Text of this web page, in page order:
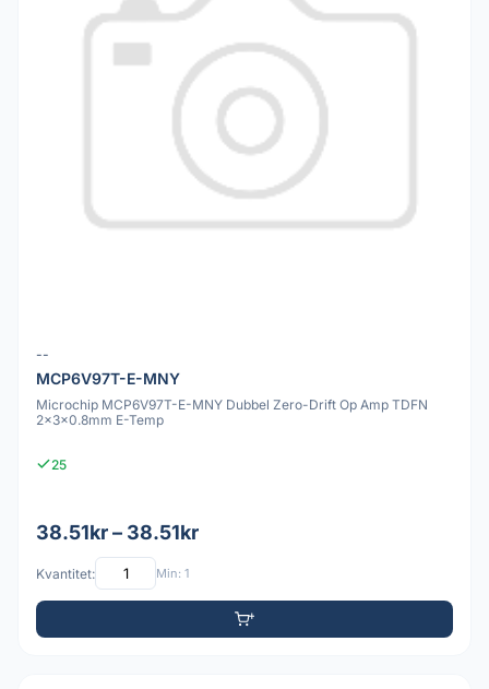
--
MCP6V97T-E-MNY
Microchip MCP6V97T-E-MNY Dubbel Zero-Drift Op Amp TDFN
2x3x0.8mm E-Temp
25
38.51kr – 38.51kr
Kvantitet: Min: 1